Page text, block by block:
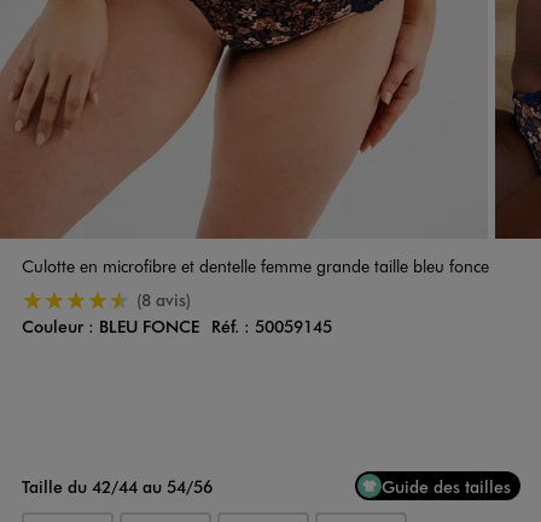
Culotte en microfibre et dentelle femme grande taille bleu fonce
4.5/5 de moyenne
(8 avis)
Couleur
Couleur : BLEU FONCE Réf. : 50059145
Taille du 42/44 au 54/56 Guide des tailles